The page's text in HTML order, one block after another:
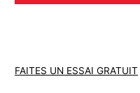
FAITES UN ESSAI GRATUIT